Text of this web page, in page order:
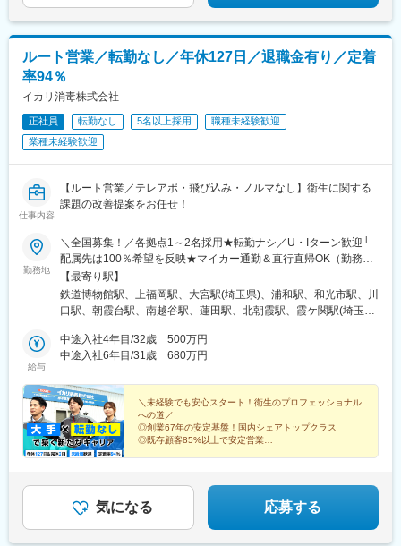
駅、天ケ瀬駅、有佐駅、南小樽駅、稲積公園駅、苫小牧駅、千歳
駅(北海道)、浦添前田駅、那覇空港駅(鉄道)、肥後橋駅、狛江駅、
大阪空港駅(大阪モノレール)、富雄駅、芳賀台駅、安芸駅、土佐山
田駅、広電廿日市駅、上保原駅、大江橋駅、球場前駅(高知県)、山
陽女学園前駅
▼続きは特集記事へ▼
ルート営業／転勤なし／年休127日／退職金有り／定着
率94％
イカリ消毒株式会社
正社員 転勤なし 5名以上採用
職種未経験歓迎
業種未経験歓迎
仕事内容
【ルート営業／テレアポ・飛び込み・ノルマなし】衛生に関する
課題の改善提案をお任せ！
勤務地
＼全国募集！／各拠点1～2名採用★転勤ナシ／U・Iターン歓迎└
配属先は100％希望を反映★マイカー通勤＆直行直帰OK（勤務地
や現場による）＼積極採用エリア／【北海道】北海道／旭川市、
北見市、釧路市【東北】宮城県／仙台市【関東】茨城県／つくば
市 東京都／江東区、町田市、武蔵村山市 埼玉県
伊勢原市 山梨県／中央市【東海】岐阜県／羽島
市 愛知県／名古屋市、知立市 三重県／四日市市
市 大阪府／東大阪市 兵庫県／加古川市、神戸
市、西宮市【中国】鳥取県／米子市 岡山県／岡山市【四
国】徳島県／徳島市 広島県／福山市【九州】福岡県／福
岡市 熊本県／熊本市 鹿児島県／鹿児島市※詳しい
所在地は当社HPをご覧ください。
【最寄り駅】
鉄道博物館駅、上福岡駅、大宮駅(埼玉県)、浦和駅、和光市駅、川
口駅、朝霞台駅、南越谷駅、蓮田駅、北朝霞駅、霞ケ関駅(埼玉
心駅、武蔵浦和駅、所沢駅、北浦和駅、志木駅、草加駅、上尾
駅、東川口駅、谷塚駅、朝霞駅、春日部駅、戸田公園駅、東大宮
駅、せんげん台駅、与野駅、熊谷駅、本川越駅、新所沢駅、越谷
駅、代々木駅、新宿駅、渋谷駅、池袋駅、四ツ谷駅、大手町駅(東
京都)、新秋津駅、品川駅、市ケ谷駅、石神井公園駅、馬喰町駅、
京成金町駅、北千住駅、分倍河原駅、汐留駅、秋葉原駅、高田馬
場駅、立川駅、小竹向原駅、下北沢駅、上野駅、大塚駅前駅、井
駅、国立駅、神保町駅、九段下駅、浜松町駅、五反田駅、要町
駅、笹塚駅、武蔵砂川駅、淵野辺駅、愛甲石田駅、新羽駅、善行
給与
中途入社4年目/32歳 500万円
中途入社6年目/31歳 680万円
＼未経験でも安心スタート！衛生のプロフェッショナル
への道／
◎創業67年の安定基盤！国内シェアトップクラス
◎既存顧客85%以上で安定営業
気になる 応募する